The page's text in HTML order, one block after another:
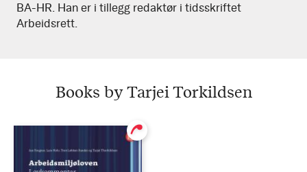
BA-HR. Han er i tillegg redaktør i tidsskriftet
Arbeidsrett.
Books by Tarjei Torkildsen